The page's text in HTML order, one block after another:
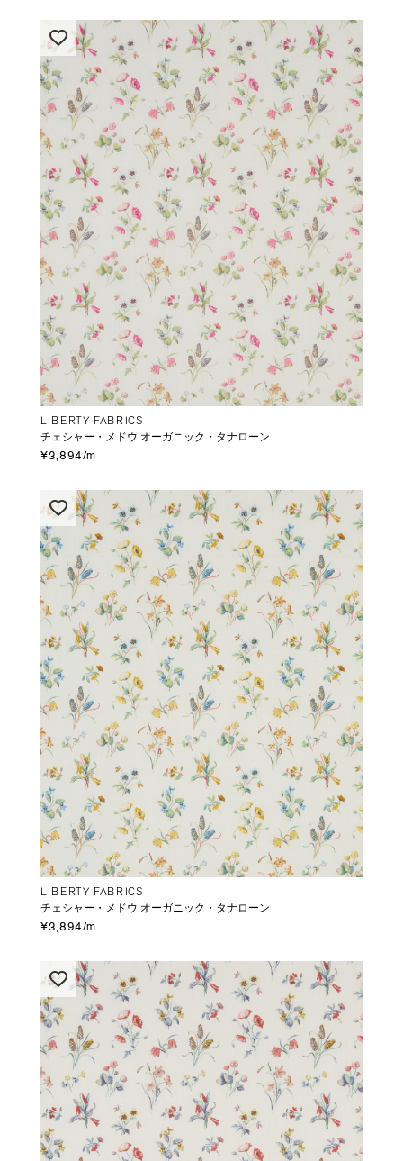
LIBERTY FABRICS
チェシャー・メドウ オーガニック・タナローン
¥3,894/m
LIBERTY FABRICS
チェシャー・メドウ オーガニック・タナローン
¥3,894/m